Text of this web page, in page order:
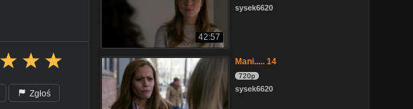
Zgłoś
42:57
sysek6620
Mani..... 14
720p
sysek6620